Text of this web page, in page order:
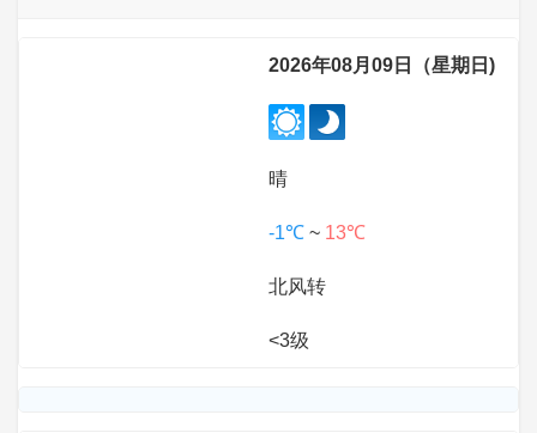
2026年08月09日（星期日)
晴
-1℃ ~ 13℃
北风转
<3级